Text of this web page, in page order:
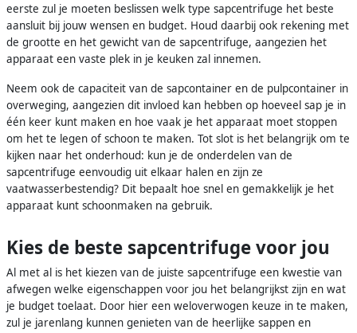
eerste zul je moeten beslissen welk type sapcentrifuge het beste
aansluit bij jouw wensen en budget. Houd daarbij ook rekening met
de grootte en het gewicht van de sapcentrifuge, aangezien het
apparaat een vaste plek in je keuken zal innemen.
Neem ook de capaciteit van de sapcontainer en de pulpcontainer in
overweging, aangezien dit invloed kan hebben op hoeveel sap je in
één keer kunt maken en hoe vaak je het apparaat moet stoppen
om het te legen of schoon te maken. Tot slot is het belangrijk om te
kijken naar het onderhoud: kun je de onderdelen van de
sapcentrifuge eenvoudig uit elkaar halen en zijn ze
vaatwasserbestendig? Dit bepaalt hoe snel en gemakkelijk je het
apparaat kunt schoonmaken na gebruik.
Kies de beste sapcentrifuge voor jou
Al met al is het kiezen van de juiste sapcentrifuge een kwestie van
afwegen welke eigenschappen voor jou het belangrijkst zijn en wat
je budget toelaat. Door hier een weloverwogen keuze in te maken,
zul je jarenlang kunnen genieten van de heerlijke sappen en